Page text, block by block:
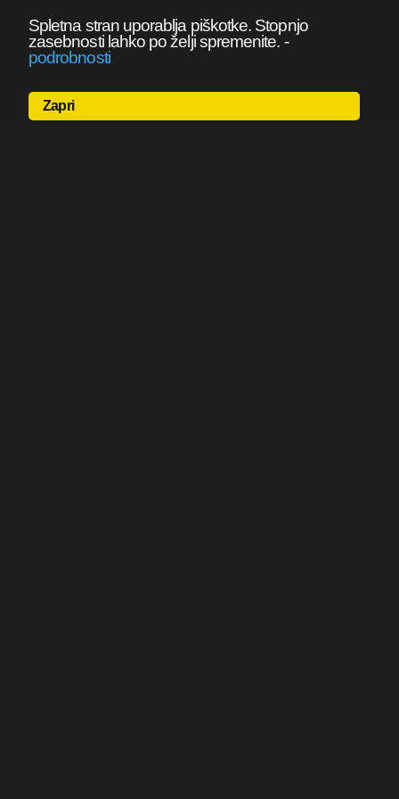
Spletna stran uporablja piškotke. Stopnjo
zasebnosti lahko po želji spremenite. -
podrobnosti
Zapri